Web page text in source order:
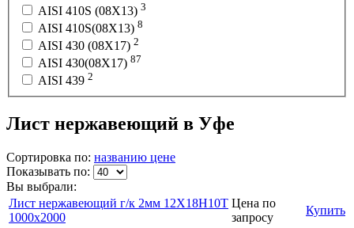
AISI 410S (08Х13) 3
AISI 410S(08Х13) 8
AISI 430 (08Х17) 2
AISI 430(08Х17) 87
AISI 439 2
Лист нержавеющий в Уфе
Сортировка по: названию цене
Показывать по:
Вы выбрали:
Лист нержавеющий г/к 2мм 12Х18Н10Т
1000х2000
Цена по
запросу
Купить